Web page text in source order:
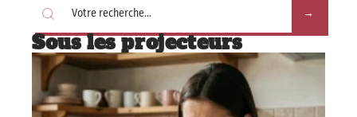
Sous les projecteurs